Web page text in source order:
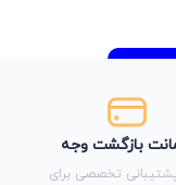
بازگشت وجه
پشتیبانی تخصصی برای